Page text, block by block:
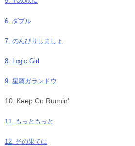
6. ダブル
7. のんびりしましょ
8. Logic Girl
9. 星屑ガランドウ
10. Keep On Runnin’
11. もっともっと
12. 光の果てに